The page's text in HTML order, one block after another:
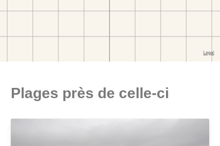
Plages près de celle-ci